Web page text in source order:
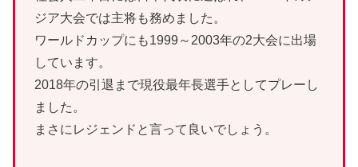
ジア大会では主将も務めました。
ワールドカップにも1999～2003年の2大会に出場
しています。
2018年の引退まで現役最年長選手としてプレーし
ました。
まさにレジェンドと言って良いでしょう。